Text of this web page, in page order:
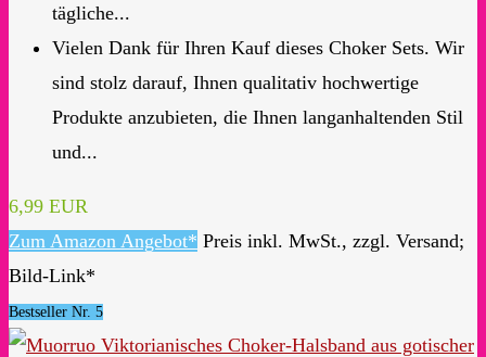
tägliche...
Vielen Dank für Ihren Kauf dieses Choker Sets. Wir
sind stolz darauf, Ihnen qualitativ hochwertige
Produkte anzubieten, die Ihnen langanhaltenden Stil
und...
6,99 EUR
Zum Amazon Angebot* Preis inkl. MwSt., zzgl. Versand;
Bild-Link*
Bestseller Nr. 5